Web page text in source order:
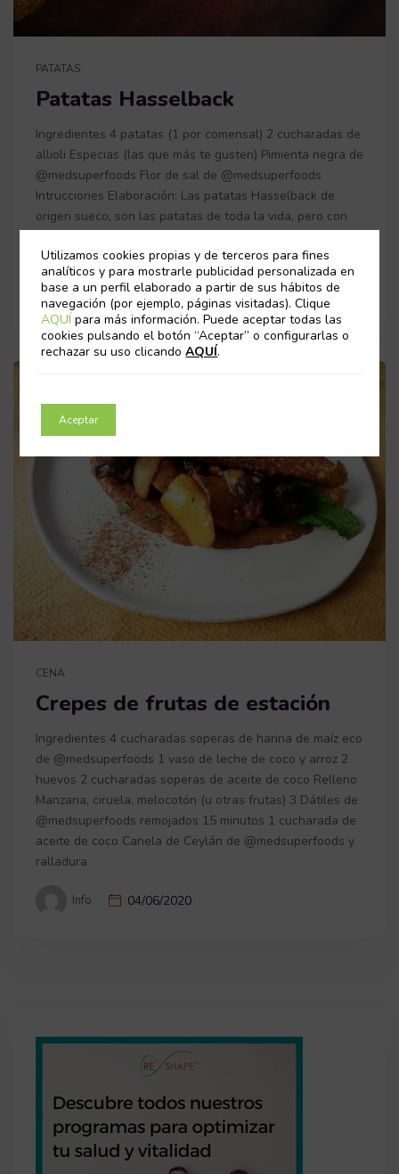
PATATAS
Patatas Hasselback
Ingredientes 4 patatas (1 por comensal) 2 cucharadas de
allioli Especias (las que más te gusten) Pimienta negra de
@medsuperfoods Flor de sal de @medsuperfoods
Intrucciones Elaboración: Las patatas Hasselback de
origen sueco, son las patatas de toda la vida, pero con
final, como
Info 11/06/2020
CENA
Crepes de frutas de estación
Ingredientes 4 cucharadas soperas de harina de maíz eco
de @medsuperfoods 1 vaso de leche de coco y arroz 2
huevos 2 cucharadas soperas de aceite de coco Relleno
Manzana, ciruela, melocotón (u otras frutas) 3 Dátiles de
@medsuperfoods remojados 15 minutos 1 cucharada de
aceite de coco Canela de Ceylán de @medsuperfoods y
ralladura
Info 04/06/2020
Utilizamos cookies propias y de terceros para fines
analíticos y para mostrarle publicidad personalizada en
base a un perfil elaborado a partir de sus hábitos de
navegación (por ejemplo, páginas visitadas). Clique
AQUÍpara más información. Puede aceptar todas las
cookies pulsando el botón “Aceptar” o configurarlas o
rechazar su uso clicandoAQUÍ.
Aceptar